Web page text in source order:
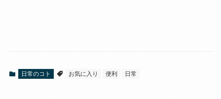
日常のコト お気に入り 便利 日常